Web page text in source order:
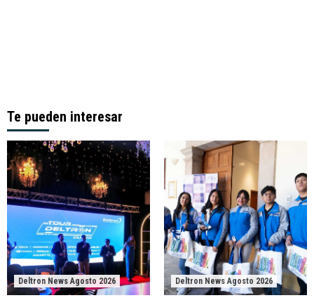
Te pueden interesar
Deltron News Agosto 2026 Deltron News Agosto 2026